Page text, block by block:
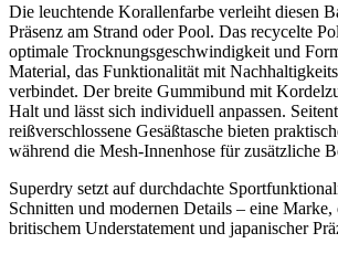
Die leuchtende Korallenfarbe verleiht diesen
Präsenz am Strand oder Pool. Das recycelte
optimale Trocknungsgeschwindigkeit und
Material, das Funktionalität mit
verbindet. Der breite Gummibund mit
Halt und lässt sich individuell anpassen.
reißverschlossene Gesäßtasche bieten
während die Mesh-Innenhose für zusätzliche
Superdry setzt auf durchdachte
Schnitten und modernen Details – eine Marke,
britischem Understatement und japanischer